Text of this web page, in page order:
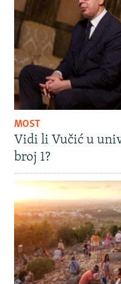
MOST
Vidi li Vučić u
broj 1?